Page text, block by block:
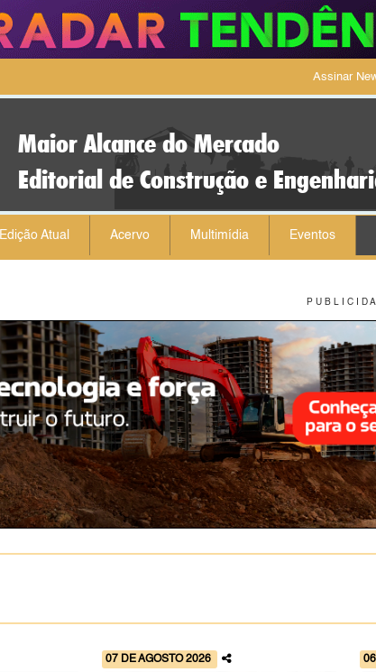
Assinar
Maior Alcance do Mercado
Editorial de Construção e
Edição Atual Acervo Multimídia Eventos
P U B L I C I D
07 DE AGOSTO 2026